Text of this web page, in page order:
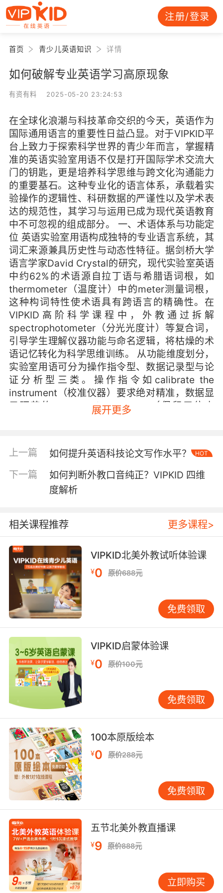
注册/登录
首页 青少儿英语知识 详情
如何破解专业英语学习高原现象
有资有料 2025-05-20 23:24:53
在全球化浪潮与科技革命交织的今天，英语作为
国际通用语言的重要性日益凸显。对于VIPKID平
台上致力于探索科学世界的青少年而言，掌握精
准的英语实验室用语不仅是打开国际学术交流大
门的钥匙，更是培养科学思维与跨文化沟通能力
的重要基石。这种专业化的语言体系，承载着实
验操作的逻辑性、科研数据的严谨性以及学术表
达的规范性，其学习与运用已成为现代英语教育
中不可忽视的组成部分。 一、术语体系与功能定
位 英语实验室用语构成独特的专业语言系统，其
词汇来源兼具历史性与动态性特征。据剑桥大学
语言学家David Crystal的研究，现代实验室英语
中约62%的术语源自拉丁语与希腊语词根，如
thermometer（温度计）中的meter测量词根，
这种构词特性使术语具有跨语言的精确性。在
VIPKID高阶科学课程中，外教通过拆解
spectrophotometer（分光光度计）等复合词，
引导学生理解仪器功能与命名逻辑，将枯燥的术
语记忆转化为科学思维训练。 从功能维度划分，
实验室用语可分为操作指令型、数据记录型与论
证分析型三类。操作指令如calibrate the
instrument（校准仪器）要求绝对精准，数据显
示环节的three decimal places（保留三位小
数）体现计量规范，而the results corroborate
辑。VIPKID课程设计师结合认知负荷理论，通过
情景模拟实验将三类用语融入制备硫酸铜晶体等
项目式学习，使学生在完成实验任务时自然习得
语言规范。 二、教学实践创新路径 VIPKID教研
团队开发的三维浸润式教学法，重构了传统实验
仿气色谱仪的whoosh声响，帮助学生记忆inert
gas（惰性气体）的特性；在语义层面，将
control group（对照组）与experimental
group（实验组）的概念嵌入植物生长对比实
验；在语用场景中，模拟学术会议答辩环节，训
练学生用Within a margin of error of…（在误差
范围内）等句式进行数据阐释。 技术赋能下的混
合式学习开创了新可能。VIPKID自主研发的AR实
验室中，学生佩戴智能设备观察虚拟化学反应
时，系统实时推送observe the color
change（观察颜色变化）等语音提示，并将操作
失误与improper titration（滴定不当）等专业表
述关联。大数据分析显示，采用该模式的学生在
实验报告撰写中，专业术语准确率提升47%，远
超传统教学组22%的平均水平。 三、文化内涵与
思维培养 实验室用语深层映射着西方科学哲学的
思维范式。哈佛科学史教授Peter Galison指出，
controlled variables（控制变量）概念的形成，
折射出笛卡尔二元论对实验设计的影响。VIPKID
跨文化课程通过对比中西方古籍中的格物致知与
controlled experiment，引导学生理解
repeatability（可重复性）原则背后的理性精
神。在牛顿第三定律验证实验中，外教特意引入
拉丁文原句Actio est reactio，让学生体会科学
语言的历史传承。 批判性思维培养贯穿用语教学
始终。当学生完成measure the boiling
point（测定沸点）实验后，外教会引导其用The
data shows an anomalous trend which may
be attributed to…（数据显示异常趋势，可能归
展开更多
上一篇 如何提升英语科技论文写作水平？ HOT
下一篇
如何判断外教口音纯正？VIPKID 四维
度解析
相关课程推荐 更多课程>
VIPKID北美外教试听体验课
¥0 原价688元
免费领取
VIPKID启蒙体验课
¥0 原价100元
免费领取
100本原版绘本
¥0 原价288元
免费领取
五节北美外教直播课
¥9 原价888元
立即购买